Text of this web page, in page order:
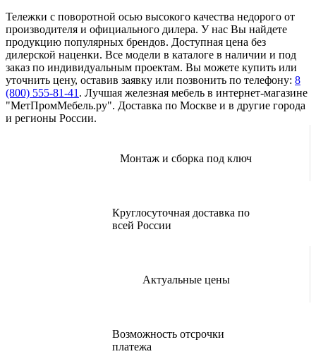
Тележки с поворотной осью высокого качества недорого от
производителя и официального дилера. У нас Вы найдете
продукцию популярных брендов. Доступная цена без
дилерской наценки. Все модели в каталоге в наличии и под
заказ по индивидуальным проектам. Вы можете купить или
уточнить цену, оставив заявку или позвонить по телефону: 8
(800) 555-81-41 . Лучшая железная мебель в интернет-магазине
"МетПромМебель.ру". Доставка по Москве и в другие города
и регионы России.
Монтаж и сборка под ключ
Круглосуточная доставка по
всей России
Актуальные цены
Возможность отсрочки
платежа